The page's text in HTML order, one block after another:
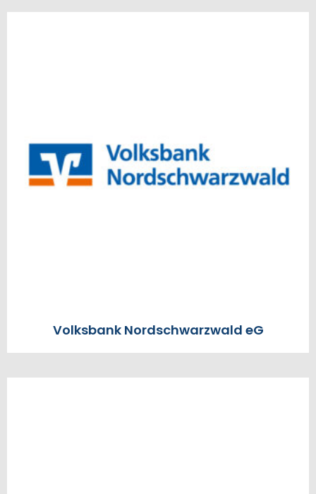
Volksbank Nordschwarzwald eG